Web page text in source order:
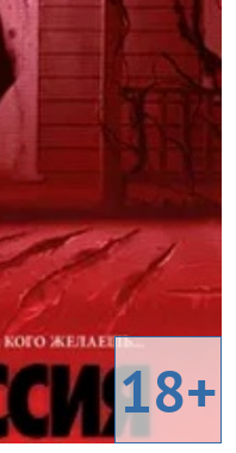
18+